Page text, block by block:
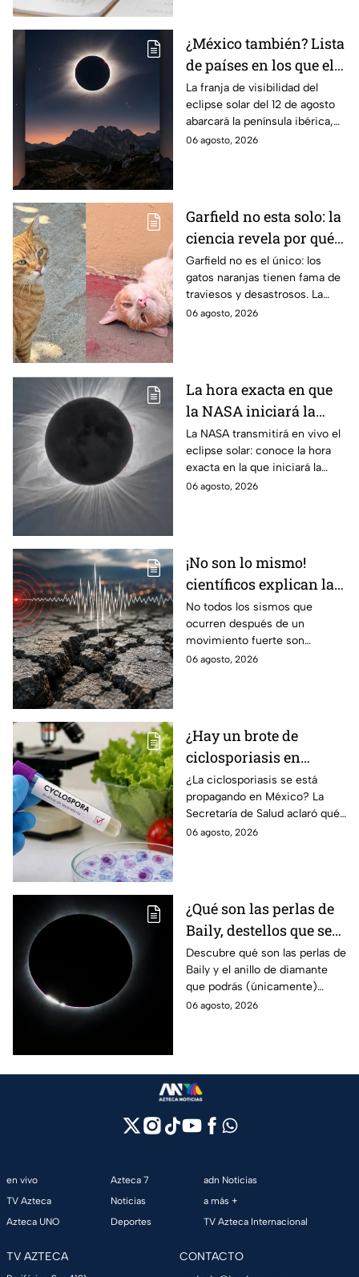
¿México también? Lista
de países en los que el
12 de agosto se verá el
eclipse solar total y en
los que será parcial
La franja de visibilidad del
eclipse solar del 12 de agosto
abarcará la península ibérica,
por lo que solo podrá
06 agosto, 2026
Garfield no esta solo: la
ciencia revela por qué
los gatos naranjas
tienen tanta fama de
hacer "desastres"
Garfield no es el único: los
gatos naranjas tienen fama de
traviesos y desastrosos. La
ciencia explica qué hay detrás
06 agosto, 2026
La hora exacta en que
la NASA iniciará la
transmisión en vivo
del eclipse solar
La NASA transmitirá en vivo el
eclipse solar: conoce la hora
exacta en la que iniciará la
cobertura para no perderte de
06 agosto, 2026
¡No son lo mismo!
científicos explican las
diferencias entre
enjambre sísmico y
réplicas
No todos los sismos que
ocurren después de un
movimiento fuerte son
réplicas. Científicos explican
06 agosto, 2026
¿Hay un brote de
ciclosporiasis en
México? Salud rompe
el silencio tras 33 casos
detectados
¿La ciclosporiasis se está
propagando en México? La
Secretaría de Salud aclaró qué
ocurre tras la detección de 33
06 agosto, 2026
¿Qué son las perlas de
Baily, destellos que se
podrán ver
ÚNICAMENTE durante
el eclipse solar 2026 del
12 de agosto?
Descubre qué son las perlas de
Baily y el anillo de diamante
que podrás (únicamente)
observar durante el eclipse
06 agosto, 2026
en vivo
TV Azteca
Azteca UNO
Azteca 7
Noticias
Deportes
adn Noticias
a más +
TV Azteca Internacional
TV AZTECA CONTACTO